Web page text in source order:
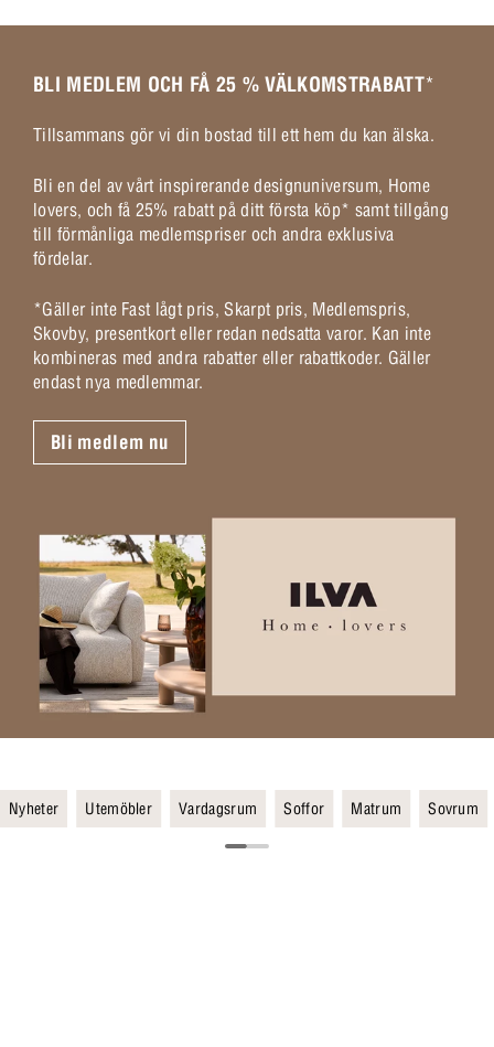
BLI MEDLEM OCH FÅ 25 % VÄLKOMSTRABATT*
Tillsammans gör vi din bostad till ett hem du kan älska.
Bli en del av vårt inspirerande designuniversum, Home
lovers, och få 25% rabatt på ditt första köp* samt tillgång
till förmånliga medlemspriser och andra exklusiva
fördelar.
*Gäller inte Fast lågt pris, Skarpt pris, Medlemspris,
Skovby, presentkort eller redan nedsatta varor. Kan inte
kombineras med andra rabatter eller rabattkoder. Gäller
endast nya medlemmar.
Bli medlem nu
Nyheter Utemöbler Vardagsrum Soffor Matrum Sovrum